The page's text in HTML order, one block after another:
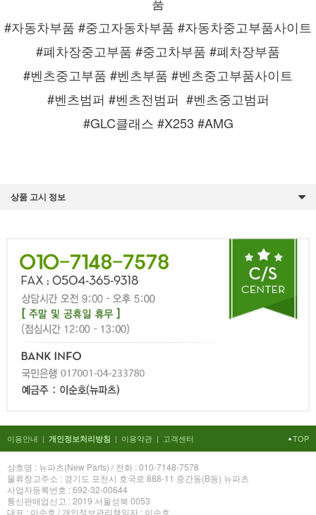
#자동차부품 #중고자동차부품 #자동차중고부품사이트
#폐차장중고부품 #중고차부품 #폐차장부품
#벤츠중고부품 #벤츠부품 #벤츠중고부품사이트
#벤츠범퍼 #벤츠전범퍼 #벤츠중고범퍼
#GLC클래스 #X253 #AMG
상품 고시 정보
이용안내 | 개인정보처리방침 | 이용약관 | 고객센터 TOP
상호명 : 뉴파츠(New Parts) / 전화 : 010-7148-7578
물류창고주소 : 경기도 포천시 호국로 888-11 중간동(B동) 뉴파츠
사업자등록번호 : 692-32-00644
통신판매업신고 : 2019 서울성북 0053
대표 : 이순호 / 개인정보관리책임자 : 이순호